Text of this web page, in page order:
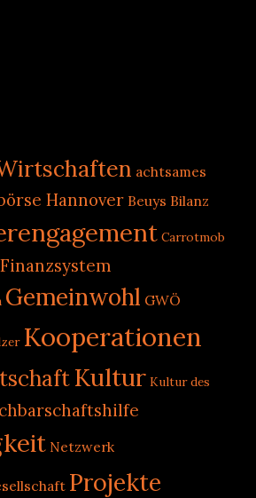
achtsames
Hannover Beuys Bilanz
Carrotmob
Finanzsystem
Gemeinwohl GWÖ
Kooperationen
Kultur Kultur des
Netzwerk
Projekte